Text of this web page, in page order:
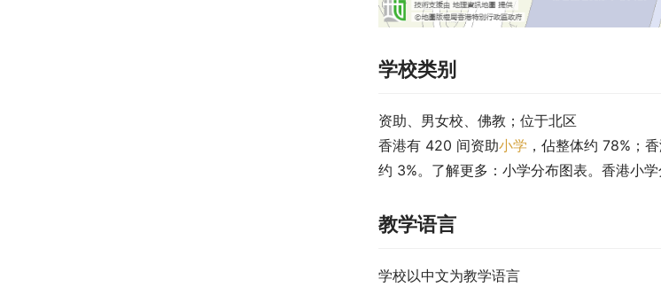
学校类别
资助、男女校、佛教；位于北区
香港有 420 间资助小学 ，佔整体约 78%；
约 3%。了解更多：小学分布图表。香港小学
教学语言
学校以中文为教学语言